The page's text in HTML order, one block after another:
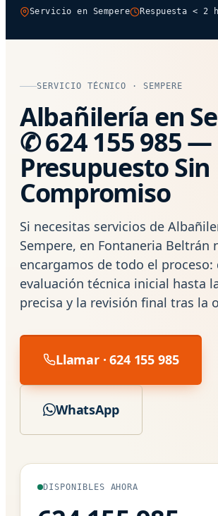
Servicio en Sempere Respuesta < 2 h
SERVICIO TÉCNICO · SEMPERE
Albañilería en
✆ 624 155 985 —
Presupuesto Sin
Compromiso
Si necesitas servicios de
Sempere, en Fontaneria Beltrán
encargamos de todo el proceso:
evaluación técnica inicial hasta
precisa y la revisión final tras la
Llamar · 624 155 985
WhatsApp
DISPONIBLES AHORA